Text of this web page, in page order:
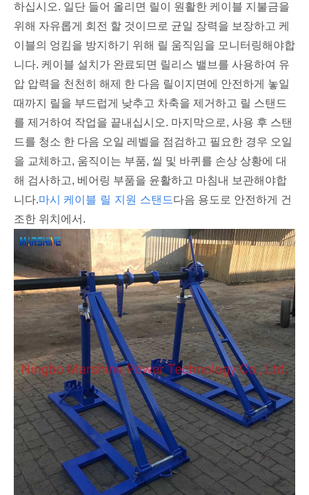
하십시오. 일단 들어 올리면 릴이 원활한 케이블 지불금을
위해 자유롭게 회전 할 것이므로 균일 장력을 보장하고 케
이블의 엉킴을 방지하기 위해 릴 움직임을 모니터링해야합
니다. 케이블 설치가 완료되면 릴리스 밸브를 사용하여 유
압 압력을 천천히 해제 한 다음 릴이지면에 안전하게 놓일
때까지 릴을 부드럽게 낮추고 차축을 제거하고 릴 스탠드
를 제거하여 작업을 끝내십시오. 마지막으로, 사용 후 스탠
드를 청소 한 다음 오일 레벨을 점검하고 필요한 경우 오일
을 교체하고, 움직이는 부품, 씰 및 바퀴를 손상 상황에 대
해 검사하고, 베어링 부품을 윤활하고 마침내 보관해야합
니다.마시 케이블 릴 지원 스탠드다음 용도로 안전하게 건
조한 위치에서.